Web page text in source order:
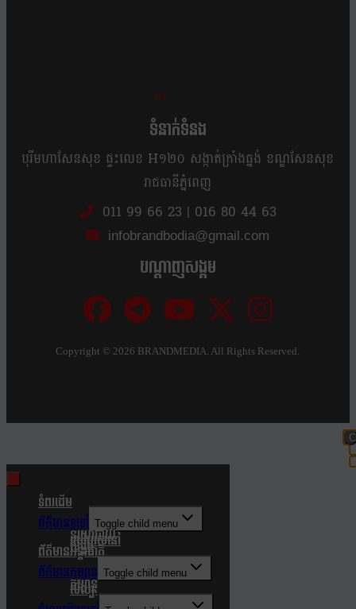
ខ្លឹម ខ្លី រហ័ស
ទំនាក់ទំនង
បុរីមហាសែនសុខ ផ្ទះលេខ H១២០ សង្កាត់ក្រាំងធ្នង់ ខណ្ឌសែនសុខ
រាជធានីភ្នំពេញ
011 99 66 23 | 016 80 44 63
infobrandbodia@gmail.com
បណ្ដាញសង្គម
Copyright © 2026 BRANDMEDIA. All Rights Reserved.
ទំពរដើម
ព័ត៌មានទូទៅ Toggle child menu
នយោបាយ
របៀបរស់នៅ
សង្គម
ព័ត៌មានអន្តរជាតិ
ព័ត៌មានកម្សាន្ត Toggle child menu
កម្សាន្ត
សិល្បៈ